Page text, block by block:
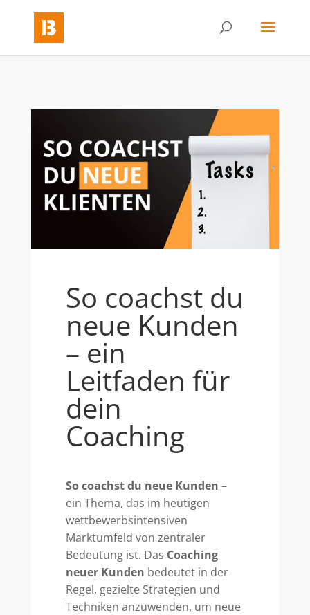
So coachst du
neue Kunden
– ein
Leitfaden für
dein
Coaching
So coachst du neue Kunden –
ein Thema, das im heutigen
wettbewerbsintensiven
Marktumfeld von zentraler
Bedeutung ist. Das Coaching
neuer Kunden bedeutet in der
Regel, gezielte Strategien und
Techniken anzuwenden, um neue